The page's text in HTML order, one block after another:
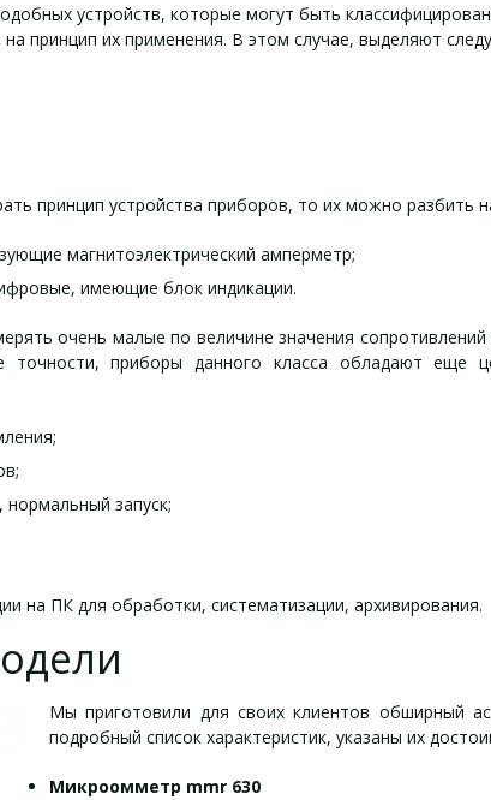
устройств, которые могут быть
принцип их применения. В этом случае, выделяют
принцип устройства приборов, то их можно разбить
магнитоэлектрический амперметр;
имеющие блок индикации.
очень малые по величине значения
приборы данного класса обладают еще
запуск;
на ПК для обработки, систематизации, архивирования.
Мы приготовили для своих клиентов обширный
подробный список характеристик, указаны их
Микроомметр mmr 630